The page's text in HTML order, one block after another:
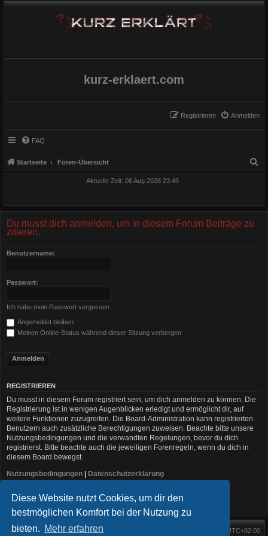
Diese Website nutzt Cookies, um dir den
bestmöglichen Komfort bei der Nutzung zu
bieten. Mehr erfahren
kurz-erklaert.com
Anmelden
Registrieren
FAQ
Startseite Foren-Übersicht
Aktuelle Zeit: 06 Aug 2026 23:49
Du musst dich anmelden, um in diesem Forum Beiträge zu
zitieren.
Benutzername:
Passwort:
Ich habe mein Passwort vergessen
Angemeldet bleiben
Meinen Online-Status während dieser Sitzung verbergen
REGISTRIEREN
Du musst in diesem Forum registriert sein, um dich anmelden zu können. Die
Registrierung ist in wenigen Augenblicken erledigt und ermöglicht dir, auf
weitere Funktionen zuzugreifen. Die Board-Administration kann registrierten
Benutzern auch zusätzliche Berechtigungen zuweisen. Beachte bitte unsere
Nutzungsbedingungen und die verwandten Regelungen, bevor du dich
registrierst. Bitte beachte auch die jeweiligen Forenregeln, wenn du dich in
diesem Board bewegst.
Nutzungsbedingungen | Datenschutzerklärung
Registrieren
Startseite Foren-Übersicht UTC+02:00